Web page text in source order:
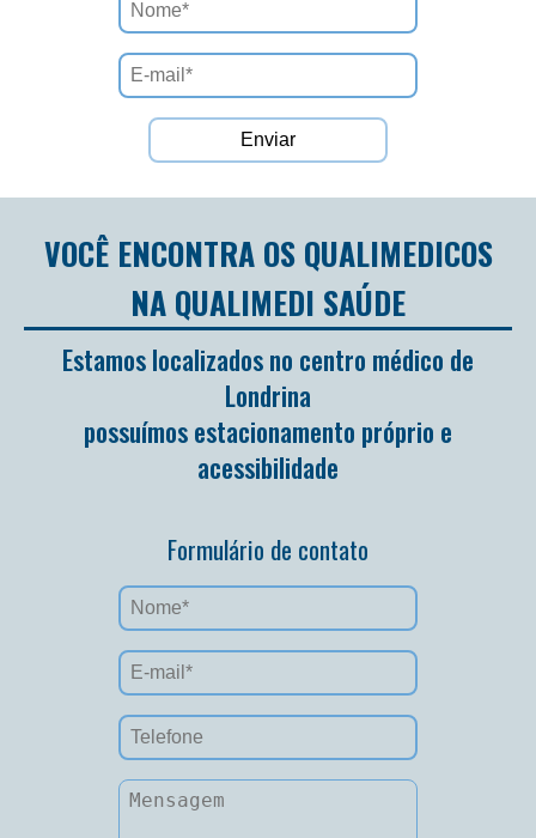
VOCÊ ENCONTRA OS QUALIMEDICOS
NA QUALIMEDI SAÚDE
Estamos localizados no centro médico de
Londrina
possuímos estacionamento próprio e
acessibilidade
Formulário de contato